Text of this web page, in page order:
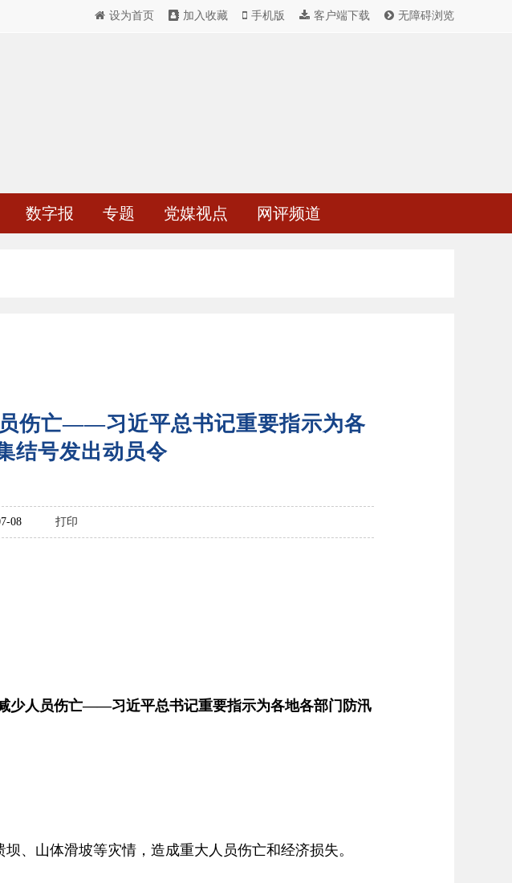
设为首页 加入收藏 手机版 客户端下载 无障碍浏览
数字报 专题 党媒视点 网评频道
伤亡——习近平总书记重要指示为各
结号发出动员令
07-08 打印
少人员伤亡——习近平总书记重要指示为各地各部门防汛
山体滑坡等灾情，造成重大人员伤亡和经济损失。